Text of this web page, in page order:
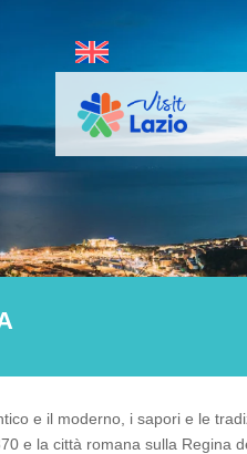
e il moderno, i sapori e le
e la città romana sulla Regina